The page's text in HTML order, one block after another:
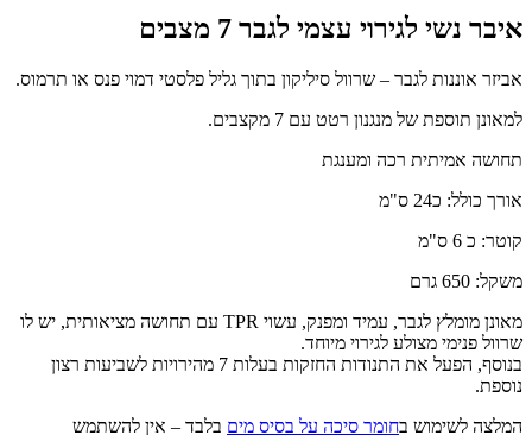
איבר נשי לגירוי עצמי לגבר 7 מצבים
אביזר אוננות לגבר – שרוול סיליקון בתוך גליל פלסטי דמוי פנס או תרמוס.
למאונן תוספת של מנגנון רטט עם 7 מקצבים.
תחושה אמיתית רכה ומענגת
אורך כולל: כ24 ס"מ
קוטר: כ 6 ס"מ
משקל: 650 גרם
מאונן מומלץ לגבר, עמיד ומפנק, עשוי TPR עם תחושה מציאותית, יש לו
שרוול פנימי מצולע לגירוי מיוחד.
בנוסף, הפעל את התנודות החזקות בעלות 7 מהירויות לשביעות רצון
נוספת.
המלצה לשימוש בחומר סיכה על בסיס מים בלבד – אין להשתמש